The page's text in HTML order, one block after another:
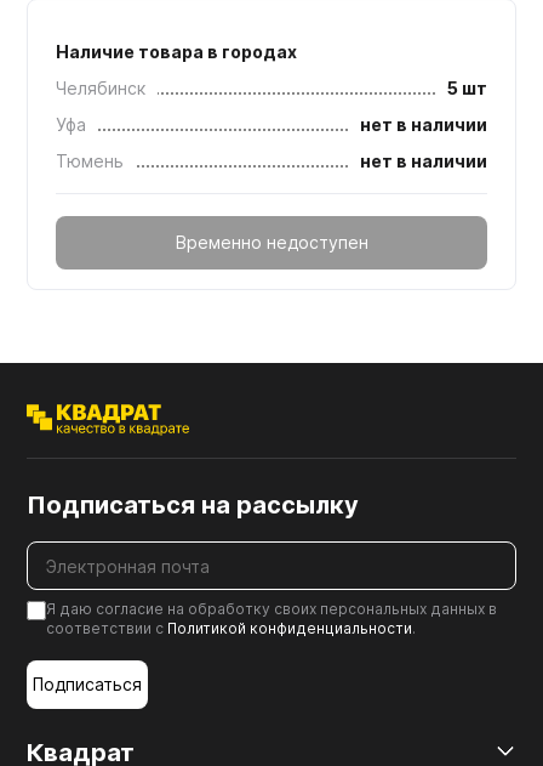
Наличие товара в городах
Челябинск
5 шт
Уфа
нет в наличии
Тюмень
нет в наличии
Временно недоступен
Квадрат
Подписаться на рассылку
Я даю согласие на обработку своих персональных данных в
соответствии с Политикой конфиденциальности.
Подписаться